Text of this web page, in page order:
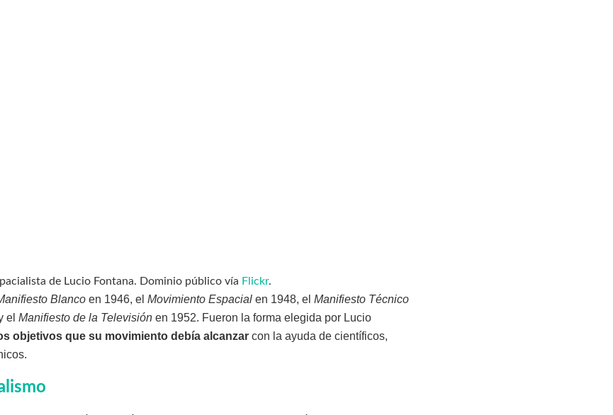
de Lucio Fontana. Dominio público vía Flickr.
Blanco en 1946, el Movimiento Espacial en 1948, el Manifiesto Técnico
el Manifiesto de la Televisión en 1952. Fueron la forma elegida por Lucio
objetivos que su movimiento debía alcanzar con la ayuda de científicos,